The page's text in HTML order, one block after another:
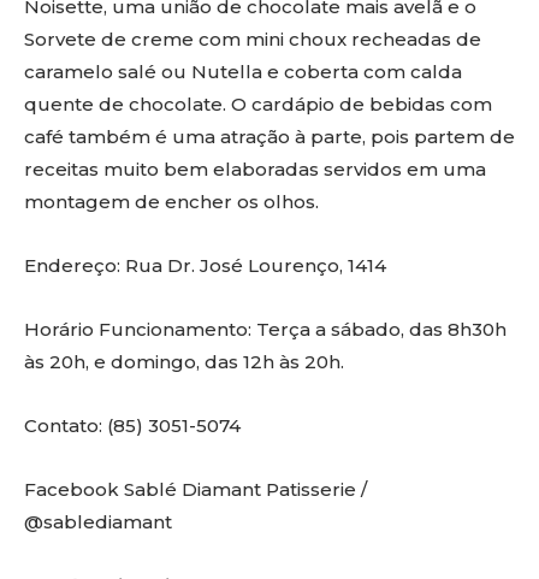
Noisette, uma união de chocolate mais avelã e o
Sorvete de creme com mini choux recheadas de
caramelo salé ou Nutella e coberta com calda
quente de chocolate. O cardápio de bebidas com
café também é uma atração à parte, pois partem de
receitas muito bem elaboradas servidos em uma
montagem de encher os olhos.
Endereço: Rua Dr. José Lourenço, 1414
Horário Funcionamento: Terça a sábado, das 8h30h
às 20h, e domingo, das 12h às 20h.
Contato: (85) 3051-5074
Facebook Sablé Diamant Patisserie /
@sablediamant